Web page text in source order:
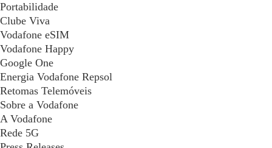
Portabilidade
Clube Viva
Vodafone eSIM
Vodafone Happy
Google One
Energia Vodafone Repsol
Retomas Telemóveis
Sobre a Vodafone
A Vodafone
Rede 5G